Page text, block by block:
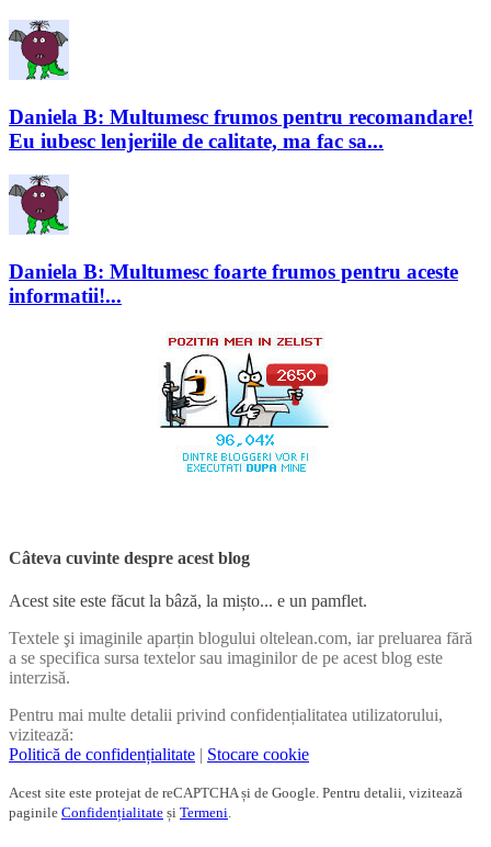
Daniela B: Multumesc frumos pentru recomandare!
Eu iubesc lenjeriile de calitate, ma fac sa...
Daniela B: Multumesc foarte frumos pentru aceste
informatii!...
Câteva cuvinte despre acest blog
Acest site este făcut la bâză, la mișto... e un pamflet.
Textele şi imaginile aparțin blogului oltelean.com, iar preluarea fără
a se specifica sursa textelor sau imaginilor de pe acest blog este
interzisă.
Pentru mai multe detalii privind confidențialitatea utilizatorului,
vizitează:
Politică de confidențialitate | Stocare cookie
Acest site este protejat de reCAPTCHA și de Google. Pentru detalii, vizitează
paginile Confidențialitate și Termeni.